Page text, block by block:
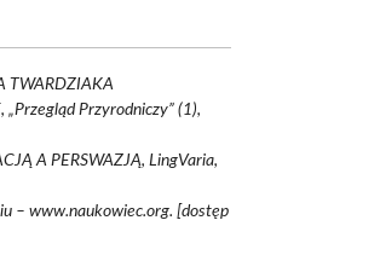
TWARDZIAKA
Przyrodniczy” (1),
A PERSWAZJĄ, LingVaria,
– www.naukowiec.org. [dostęp